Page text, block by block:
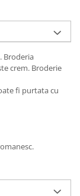
Broderia
crem. Broderie
fi purtata cu